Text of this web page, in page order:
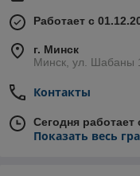
Работает с
г. Минск
Минск, ул. Шабаны
Контакты
Сегодня работает
Показать весь